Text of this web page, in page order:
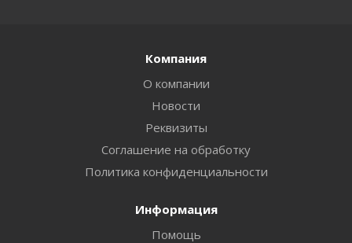
Компания
О компании
Новости
Реквизиты
Соглашение на обработку
Политика конфиденциальности
Информация
Помощь